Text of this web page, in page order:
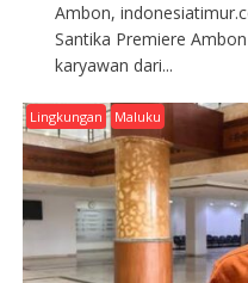
Ambon,
Santika Premiere
karyawan dari...
Lingkungan Maluku